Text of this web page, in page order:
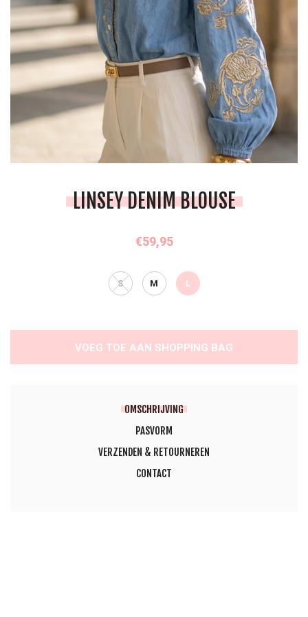
LINSEY DENIM BLOUSE
€59,95
OMSCHRIJVING
PASVORM
VERZENDEN & RETOURNEREN
CONTACT
S M L
VOEG TOE AAN SHOPPING BAG